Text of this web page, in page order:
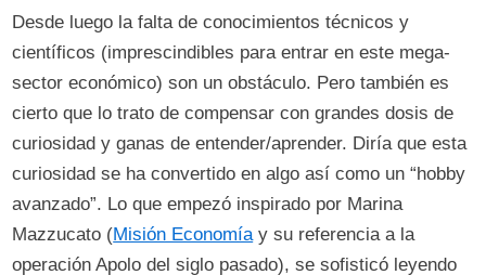
Desde luego la falta de conocimientos técnicos y
científicos (imprescindibles para entrar en este mega-
sector económico) son un obstáculo. Pero también es
cierto que lo trato de compensar con grandes dosis de
curiosidad y ganas de entender/aprender. Diría que esta
curiosidad se ha convertido en algo así como un “hobby
avanzado”. Lo que empezó inspirado por Marina
Mazzucato (Misión Economíay su referencia a la
operación Apolo del siglo pasado), se sofisticó leyendo